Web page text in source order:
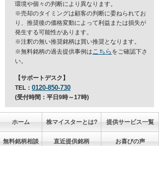
環境や個々の判断により異なります。
※売却のタイミングは顧客の判断に委ねられてお
り、推奨後の価格変動によって利益または損失が
発生する可能性があります。
※注釈の無い推奨銘柄は買い推奨となります。
※無料銘柄の過去提供事例はこちら をご確認下さ
い。
【サポートデスク】
TEL： 0120-850-730
(受付時間：平日9時～17時)
ホーム 株マイスターとは? 提供サービス一覧
無料銘柄相談 直近提供銘柄 お喜びの声